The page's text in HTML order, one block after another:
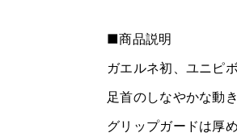
■商品説明
ガエルネ初、ユニピ
足首のしなやかな動
グリップガードは厚